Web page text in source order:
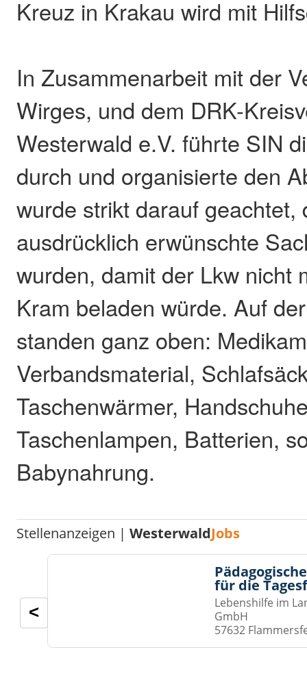
Kreuz in Krakau wird mit
In Zusammenarbeit mit der
Wirges, und dem DRK-
Westerwald e.V. führte SIN
durch und organisierte den
wurde strikt darauf geachtet,
ausdrücklich erwünschte
wurden, damit der Lkw nicht
Kram beladen würde. Auf
standen ganz oben:
Verbandsmaterial,
Taschenwärmer,
Taschenlampen, Batterien,
Babynahrung.
Stellenanzeigen |WesterwaldJobs
für die
Lebenshilfe im
GmbH
57632
<